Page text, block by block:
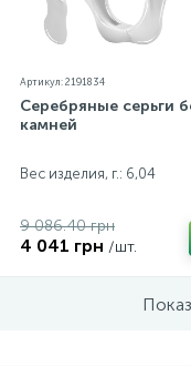
Артикул: 2191834
Серебряные серьги
камней
Вес изделия, г.: 6,04
9 086.40 грн
4 041 грн /шт.